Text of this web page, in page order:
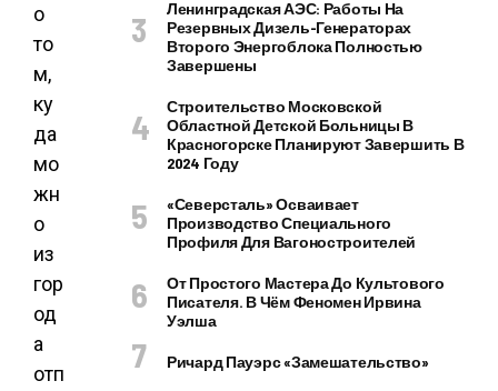
о
то
м,
ку
да
мо
жн
о
из
гор
од
а
отп
Ленинградская АЭС: Работы На
Резервных Дизель-Генераторах
Второго Энергоблока Полностью
Завершены
Строительство Московской
Областной Детской Больницы В
Красногорске Планируют Завершить В
2024 Году
«Северсталь» Осваивает
Производство Специального
Профиля Для Вагоностроителей
От Простого Мастера До Культового
Писателя. В Чём Феномен Ирвина
Уэлша
Ричард Пауэрс «Замешательство»